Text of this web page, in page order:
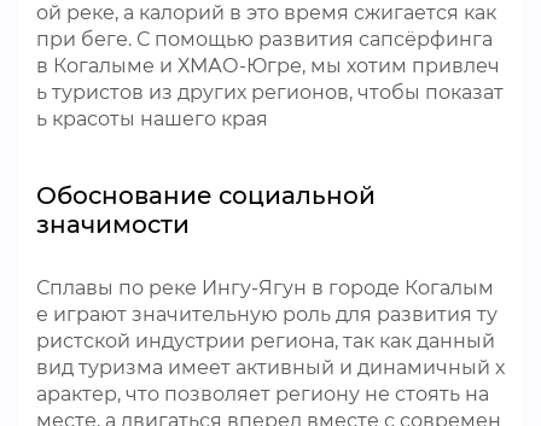
ой реке, а калорий в это время сжигается как
при беге. С помощью развития сапсёрфинга
в Когалыме и ХМАО-Югре, мы хотим привлеч
ь туристов из других регионов, чтобы показат
ь красоты нашего края
Обоснование социальной
значимости
Сплавы по реке Ингу-Ягун в городе Когалым
е играют значительную роль для развития ту
ристской индустрии региона, так как данный
вид туризма имеет активный и динамичный х
арактер, что позволяет региону не стоять на
месте, а двигаться вперед вместе с современ